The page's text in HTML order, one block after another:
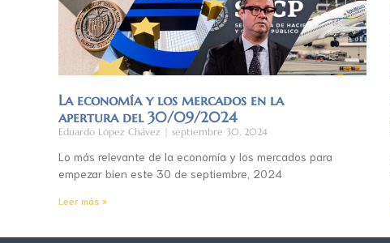
La economía y los mercados en la
apertura del 30/09/2024
Eduardo López Chávez septiembre 30, 2024
Lo más relevante de la economía y los mercados para
empezar bien este 30 de septiembre, 2024
Leer más »